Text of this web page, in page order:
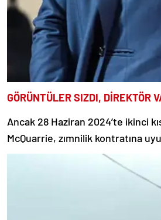
GÖRÜNTÜLER SIZDI, DİREKTÖR
Ancak 28 Haziran 2024’te ikinci
McQuarrie, zımnilik kontratına